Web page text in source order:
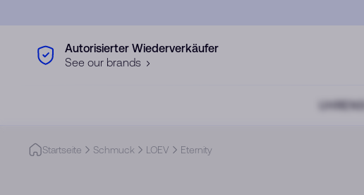
Autorisierter Wiederverkäufer
See our brands
UHREN
Startseite Schmuck LOEV Eternity